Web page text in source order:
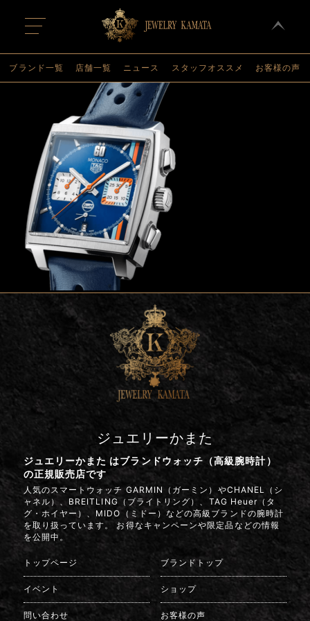
t
o
g
l
n
o
n
ブランド一覧 店舗一覧 ニュース スタッフオススメ お客様の声
ジュエリーかまた
ジュエリーかまた はブランドウォッチ（高級腕時計）
の正規販売店です
人気のスマートウォッチ GARMIN（ガーミン）やCHANEL（シ
ャネル）、BREITLING（ブライトリング）、TAG Heuer（タ
グ・ホイヤー）、MIDO（ミドー）などの高級ブランドの腕時計
を取り扱っています。 お得なキャンペーンや限定品などの情報
を公開中。
トップページ ブランドトップ
イベント ショップ
問い合わせ お客様の声